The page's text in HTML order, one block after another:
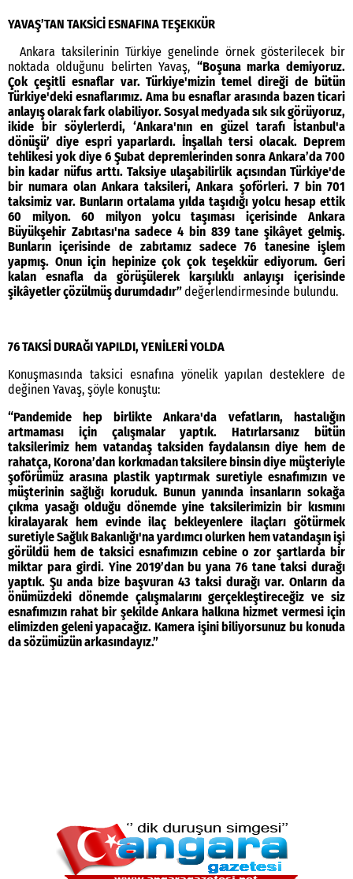
YAVAŞ’TAN TAKSİCİ ESNAFINA TEŞEKKÜR
Ankara taksilerinin Türkiye genelinde örnek gösterilecek bir
noktada olduğunu belirten Yavaş, “Boşuna marka demiyoruz.
Çok çeşitli esnaflar var. Türkiye'mizin temel direği de bütün
Türkiye'deki esnaflarımız. Ama bu esnaflar arasında bazen ticari
anlayış olarak fark olabiliyor. Sosyal medyada sık sık görüyoruz,
ikide bir söylerlerdi, ‘Ankara'nın en güzel tarafı İstanbul'a
dönüşü’ diye espri yaparlardı. İnşallah tersi olacak. Deprem
tehlikesi yok diye 6 Şubat depremlerinden sonra Ankara’da 700
bin kadar nüfus arttı. Taksiye ulaşabilirlik açısından Türkiye'de
bir numara olan Ankara taksileri, Ankara şoförleri. 7 bin 701
taksimiz var. Bunların ortalama yılda taşıdığı yolcu hesap ettik
60 milyon. 60 milyon yolcu taşıması içerisinde Ankara
Büyükşehir Zabıtası'na sadece 4 bin 839 tane şikâyet gelmiş.
Bunların içerisinde de zabıtamız sadece 76 tanesine işlem
yapmış. Onun için hepinize çok çok teşekkür ediyorum. Geri
kalan esnafla da görüşülerek karşılıklı anlayışı içerisinde
şikâyetler çözülmüş durumdadır”değerlendirmesinde bulundu.
76 TAKSİ DURAĞI YAPILDI, YENİLERİ YOLDA
Konuşmasında taksici esnafına yönelik yapılan desteklere de
değinen Yavaş, şöyle konuştu:
“Pandemide hep birlikte Ankara'da vefatların, hastalığın
artmaması için çalışmalar yaptık. Hatırlarsanız bütün
taksilerimiz hem vatandaş taksiden faydalansın diye hem de
rahatça, Korona’dan korkmadan taksilere binsin diye müşteriyle
şoförümüz arasına plastik yaptırmak suretiyle esnafımızın ve
müşterinin sağlığı koruduk. Bunun yanında insanların sokağa
çıkma yasağı olduğu dönemde yine taksilerimizin bir kısmını
kiralayarak hem evinde ilaç bekleyenlere ilaçları götürmek
suretiyle Sağlık Bakanlığı'na yardımcı olurken hem vatandaşın işi
görüldü hem de taksici esnafımızın cebine o zor şartlarda bir
miktar para girdi. Yine 2019’dan bu yana 76 tane taksi durağı
yaptık. Şu anda bize başvuran 43 taksi durağı var. Onların da
önümüzdeki dönemde çalışmalarını gerçekleştireceğiz ve siz
esnafımızın rahat bir şekilde Ankara halkına hizmet vermesi için
elimizden geleni yapacağız. Kamera işini biliyorsunuz bu konuda
da sözümüzün arkasındayız.”